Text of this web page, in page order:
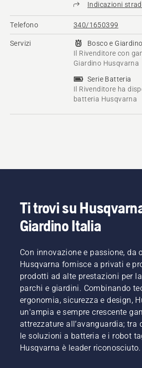
Indicazioni
Telefono 340/1650399
Servizi
Bosco e Giardino
Il Rivenditore con
Giardino Husqvarna
Serie Batteria
Il Rivenditore ha
batteria Husqvarna
Ti trovi su
Giardino Italia
Con innovazione e passione, da
Husqvarna fornisce a privati e
prodotti ad alte prestazioni per
parchi e giardini. Combinando
ergonomia, sicurezza e design,
un'ampia e sempre crescente
attrezzature all’avanguardia; tra
le soluzioni a batteria e i robot
Husqvarna è leader riconosciuto.